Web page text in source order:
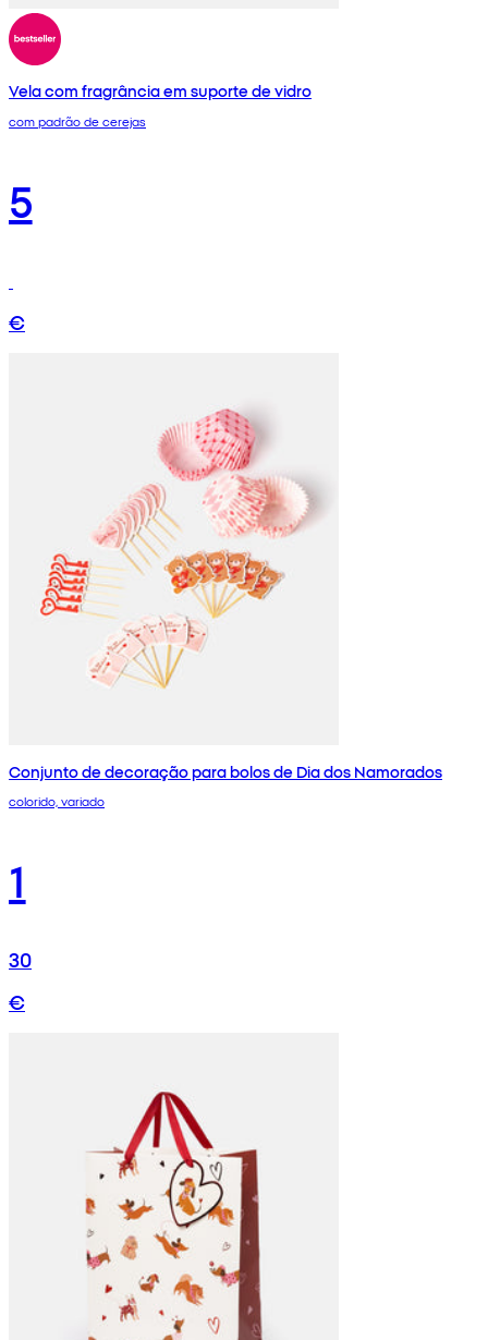
Vela com fragrância em suporte de vidro
com padrão de cerejas
5
€
Conjunto de decoração para bolos de Dia dos Namorados
colorido, variado
1
30
€